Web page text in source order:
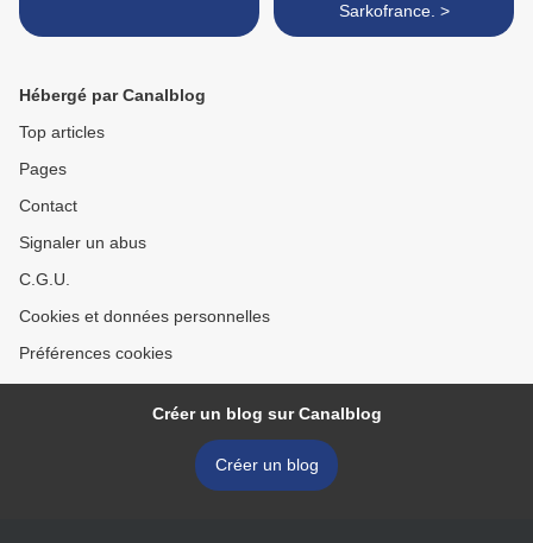
Sarkofrance. >
Hébergé par Canalblog
Top articles
Pages
Contact
Signaler un abus
C.G.U.
Cookies et données personnelles
Préférences cookies
Créer un blog sur Canalblog
Créer un blog